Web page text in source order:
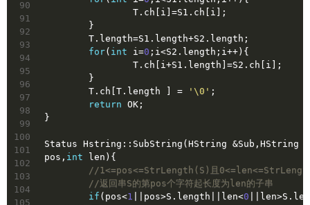
90
91
92
93
94
95
96
97
98
99
100
101
102
103
104
105
		T.ch[i]=S1.ch[i];
	}
	T.length=S1.length+S2.length;
for( int i=0 ;i<S2.length;i++){
		T.ch[i+S1.length]=S2.ch[i];
	}
	T.ch[T.length ] =
'\0' ;
return OK;
}
Status Hstring::SubString(HString &Sub,HString
pos, int len){
//1<=pos<=StrLength(S)且
//返回串S的第pos个字符起长度为len的子串
if (pos<1 ||pos>S.length||len<0